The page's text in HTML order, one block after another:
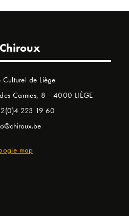
Culturel de Liège
Carmes, 8 - 4000 LIÈGE
223 19 60
map